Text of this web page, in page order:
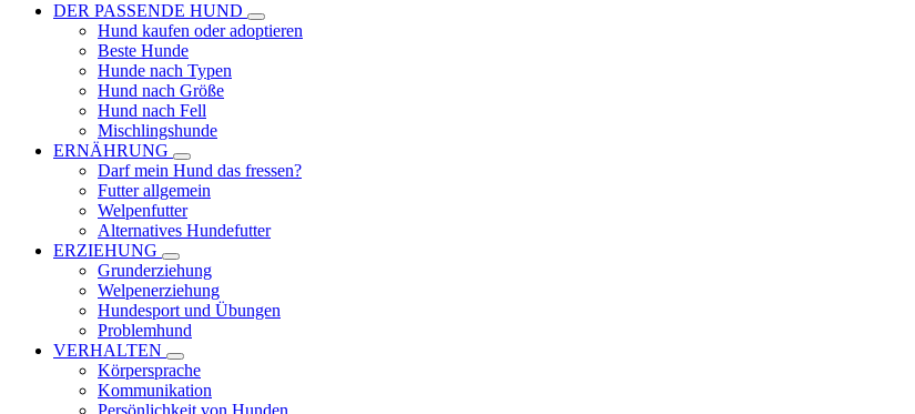
DER PASSENDE HUND
Hund kaufen oder adoptieren
Beste Hunde
Hunde nach Typen
Hund nach Größe
Hund nach Fell
Mischlingshunde
ERNÄHRUNG
Darf mein Hund das fressen?
Futter allgemein
Welpenfutter
Alternatives Hundefutter
ERZIEHUNG
Grunderziehung
Welpenerziehung
Hundesport und Übungen
Problemhund
VERHALTEN
Körpersprache
Kommunikation
Persönlichkeit von Hunden